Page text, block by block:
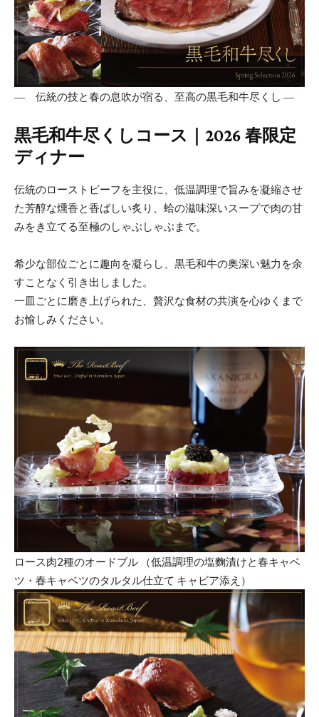
― 伝統の技と春の息吹が宿る、至高の黒毛和牛尽くし ―
黒毛和牛尽くしコース｜2026 春限定
ディナー
伝統のローストビーフを主役に、低温調理で旨みを凝縮させ
た芳醇な燻香と香ばしい炙り、蛤の滋味深いスープで肉の甘
みをき立てる至極のしゃぶしゃぶまで。
希少な部位ごとに趣向を凝らし、黒毛和牛の奥深い魅力を余
すことなく引き出しました。
一皿ごとに磨き上げられた、贅沢な食材の共演を心ゆくまで
お愉しみください。
ロース肉2種のオードブル （低温調理の塩麴漬けと春キャベ
ツ・春キャベツのタルタル仕立て キャビア添え）